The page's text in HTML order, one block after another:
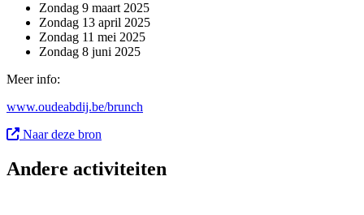
Zondag 9 maart 2025
Zondag 13 april 2025
Zondag 11 mei 2025
Zondag 8 juni 2025
Meer info:
www.oudeabdij.be/brunch
Naar deze bron
Andere activiteiten